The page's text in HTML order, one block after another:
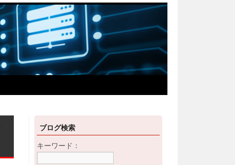
ブログ検索
キーワード：